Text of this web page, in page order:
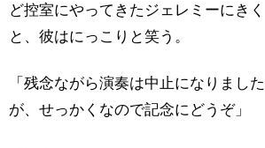
ど控室にやってきたジェレミーにきく
と、彼はにっこりと笑う。
「残念ながら演奏は中止になりました
が、せっかくなので記念にどうぞ」